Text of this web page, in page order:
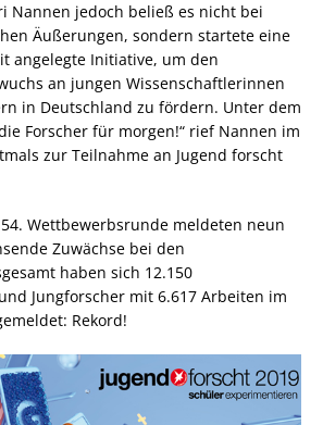
Nannen jedoch beließ es nicht bei
Äußerungen, sondern startete eine
angelegte Initiative, um den
an jungen Wissenschaftlerinnen
in Deutschland zu fördern. Unter dem
Forscher für morgen!“ rief Nannen im
zur Teilnahme an Jugend forscht
Wettbewerbsrunde meldeten neun
Zuwächse bei den
haben sich 12.150
Jungforscher mit 6.617 Arbeiten im
Rekord!